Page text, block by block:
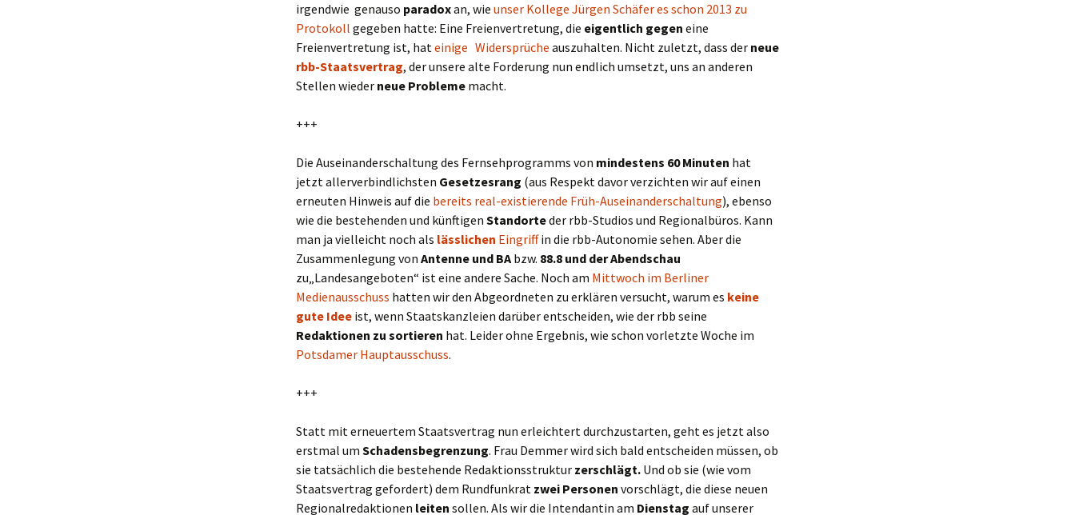
irgendwie genauso paradoxan, wie unser Kollege Jürgen Schäfer es schon 2013 zu
Protokoll gegeben hatte: Eine Freienvertretung, die eigentlich gegen eine
Freienvertretung ist, hateinige Widersprüche auszuhalten. Nicht zuletzt, dass der neue
rbb-Staatsvertrag, der unsere alte Forderung nun endlich umsetzt, uns an anderen
Stellen wieder neue Probleme macht.
+++
Die Auseinanderschaltung des Fernsehprogramms von mindestens 60 Minuten hat
jetzt allerverbindlichsten Gesetzesrang (aus Respekt davor verzichten wir auf einen
erneuten Hinweis auf die bereits real-existierende Früh-Auseinanderschaltung), ebenso
wie die bestehenden und künftigen Standorteder rbb-Studios und Regionalbüros. Kann
man ja vielleicht noch als lässlichen Eingriffin die rbb-Autonomie sehen. Aber die
Zusammenlegung von Antenne und BAbzw. 88.8 und der Abendschau
zu„Landesangeboten“ ist eine andere Sache. Noch am Mittwoch im Berliner
Medienausschuss hatten wir den Abgeordneten zu erklären versucht, warum es keine
gute Idee ist, wenn Staatskanzleien darüber entscheiden, wie der rbb seine
Redaktionen zu sortieren hat. Leider ohne Ergebnis, wie schon vorletzte Woche im
Potsdamer Hauptausschuss.
+++
Statt mit erneuertem Staatsvertrag nun erleichtert durchzustarten, geht es jetzt also
erstmal um Schadensbegrenzung. Frau Demmer wird sich bald entscheiden müssen, ob
sie tatsächlich die bestehende Redaktionsstruktur zerschlägt. Und ob sie (wie vom
Staatsvertrag gefordert) dem Rundfunkrat zwei Personen vorschlägt, die diese neuen
Regionalredaktionen leiten sollen. Als wir die Intendantin am Dienstag auf unserer